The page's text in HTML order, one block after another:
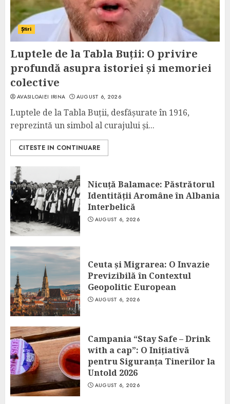
Știri
Luptele de la Tabla Buții: O privire
profundă asupra istoriei și memoriei
colective
AVASILOAIEI IRINA AUGUST 6, 2026
Luptele de la Tabla Buții, desfășurate în 1916,
reprezintă un simbol al curajului și...
CITESTE IN CONTINUARE
Nicuță Balamace: Păstrătorul
Identității Aromâne în Albania
Interbelică
AUGUST 6, 2026
Ceuta și Migrarea: O Invazie
Previzibilă în Contextul
Geopolitic European
AUGUST 6, 2026
Campania “Stay Safe – Drink
with a cap”: O Inițiativă
pentru Siguranța Tinerilor la
Untold 2026
AUGUST 6, 2026